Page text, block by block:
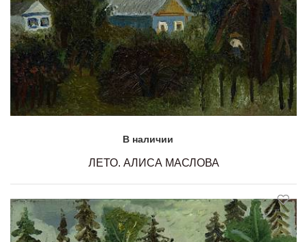
В наличии
ЛЕТО. АЛИСА МАСЛОВА